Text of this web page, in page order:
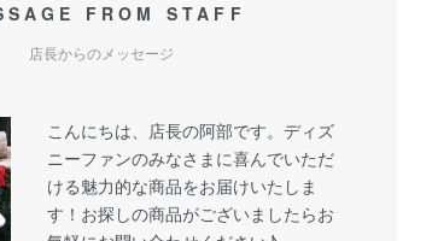
FROM STAFF
店長からのメッセージ
こんにちは、店長の阿部です。ディズ
ニーファンのみなさまに喜んでいただ
ける魅力的な商品をお届けいたしま
す！お探しの商品がございましたらお